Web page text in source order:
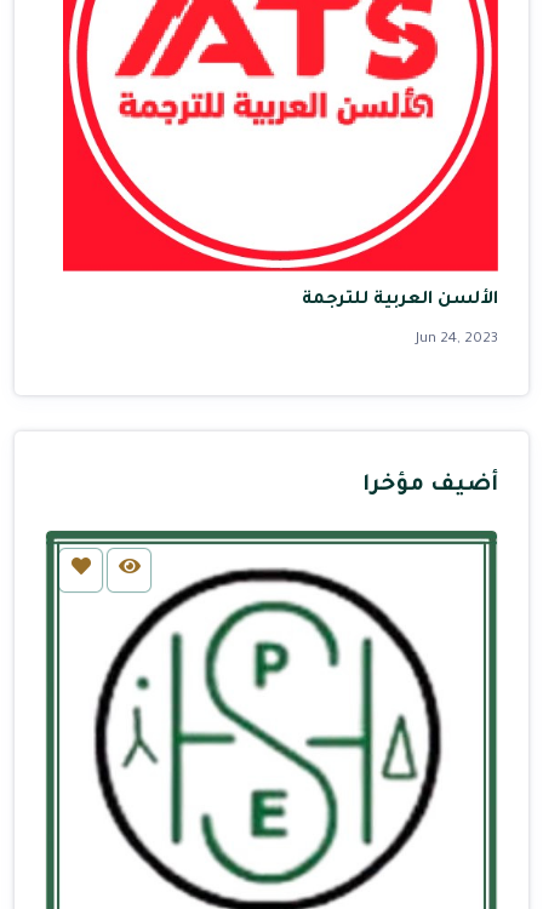
الألسن العربية للترجمة
Jun 24, 2023
أضيف مؤخرا